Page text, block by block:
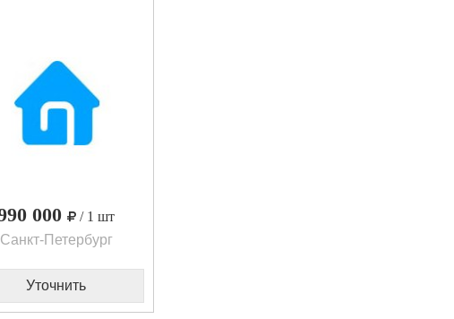
000
/ 1 шт
Санкт-Петербург
Уточнить